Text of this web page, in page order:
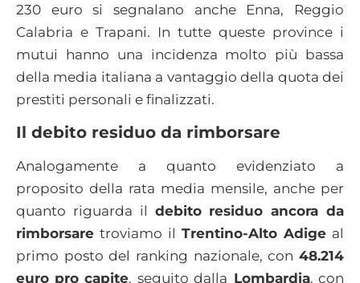
230 euro si segnalano anche Enna, Reggio
Calabria e Trapani. In tutte queste province i
mutui hanno una incidenza molto più bassa
della media italiana a vantaggio della quota dei
prestiti personali e finalizzati.
Il debito residuo da rimborsare
Analogamente a quanto evidenziato a
proposito della rata media mensile, anche per
quanto riguarda il debito residuo ancora da
rimborsare troviamo il Trentino-Alto Adige al
primo posto del ranking nazionale, con 48.214
euro pro capite, seguito dalla Lombardia, con